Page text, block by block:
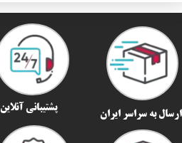
ارسال به سراسر ایران​​​​​​​
پشتیبانی آنلاین